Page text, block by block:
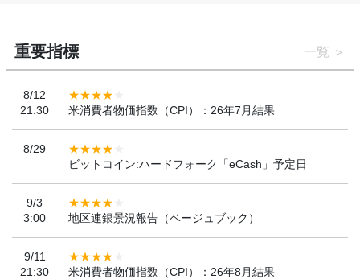
重要指標 一覧
8/12
21:30
米消費者物価指数（CPI）：26年7月結果
8/29
ビットコイン:ハードフォーク「eCash」予定日
9/3
3:00
地区連銀景況報告（ベージュブック）
9/11
21:30
米消費者物価指数（CPI）：26年8月結果